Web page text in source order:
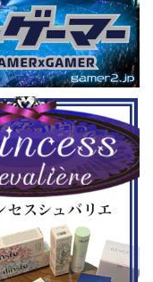
ようで
レスラ
60歳に
ョンに登
ント ・
区で予
日と9月
エ ...
クなどが話
売されたば
要チェック
ル」に『ユ
登場！『龍
は、
ンドーeショ
...